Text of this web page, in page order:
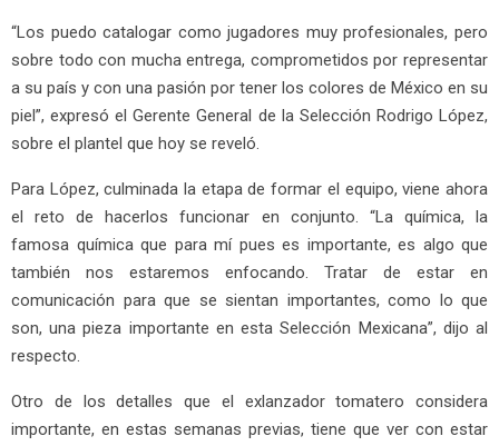
“Los puedo catalogar como jugadores muy profesionales, pero
sobre todo con mucha entrega, comprometidos por representar
a su país y con una pasión por tener los colores de México en su
piel”, expresó el Gerente General de la Selección Rodrigo López,
sobre el plantel que hoy se reveló.
Para López, culminada la etapa de formar el equipo, viene ahora
el reto de hacerlos funcionar en conjunto. “La química, la
famosa química que para mí pues es importante, es algo que
también nos estaremos enfocando. Tratar de estar en
comunicación para que se sientan importantes, como lo que
son, una pieza importante en esta Selección Mexicana”, dijo al
respecto.
Otro de los detalles que el exlanzador tomatero considera
importante, en estas semanas previas, tiene que ver con estar